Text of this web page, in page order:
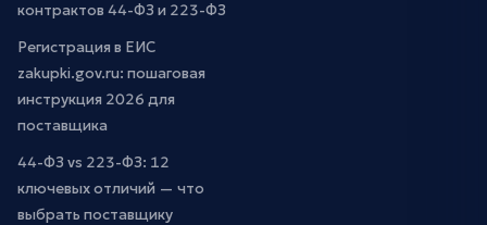
контрактов 44-ФЗ и 223-ФЗ
Регистрация в ЕИС
zakupki.gov.ru: пошаговая
инструкция 2026 для
поставщика
44-ФЗ vs 223-ФЗ: 12
ключевых отличий — что
выбрать поставщику